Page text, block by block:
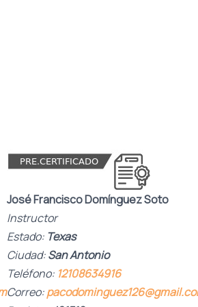
José FranciscoDomínguez Soto
Instructor
Estado: Texas
Ciudad:San Antonio
Teléfono: 12108634916
Correo: